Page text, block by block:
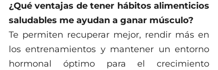
¿Qué ventajas de tener hábitos alimenticios
saludables me ayudan a ganar músculo?
Te permiten recuperar mejor, rendir más en
los entrenamientos y mantener un entorno
hormonal óptimo para el crecimiento